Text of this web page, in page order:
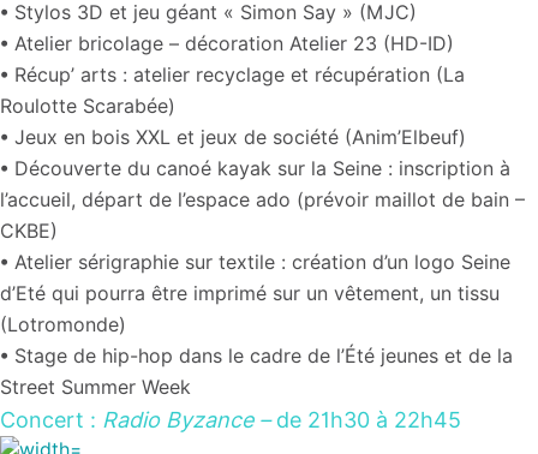
• Stylos 3D et jeu géant « Simon Say » (MJC)
• Atelier bricolage – décoration Atelier 23 (HD-ID)
• Récup’ arts : atelier recyclage et récupération (La
Roulotte Scarabée)
• Jeux en bois XXL et jeux de société (Anim’Elbeuf)
• Découverte du canoé kayak sur la Seine : inscription à
l’accueil, départ de l’espace ado (prévoir maillot de bain –
CKBE)
• Atelier sérigraphie sur textile : création d’un logo Seine
d’Eté qui pourra être imprimé sur un vêtement, un tissu
(Lotromonde)
• Stage de hip-hop dans le cadre de l’Été jeunes et de la
Street Summer Week
Concert : Radio Byzance –de 21h30 à 22h45